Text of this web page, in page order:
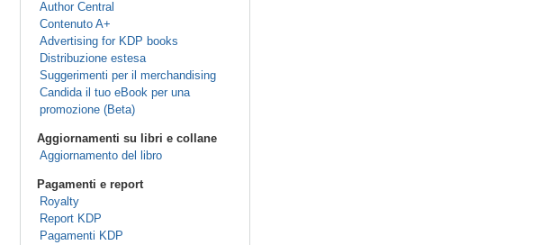
Author Central
Contenuto A+
Advertising for KDP books
Distribuzione estesa
Suggerimenti per il merchandising
Candida il tuo eBook per una
promozione (Beta)
Aggiornamenti su libri e collane
Aggiornamento del libro
Pagamenti e report
Royalty
Report KDP
Pagamenti KDP